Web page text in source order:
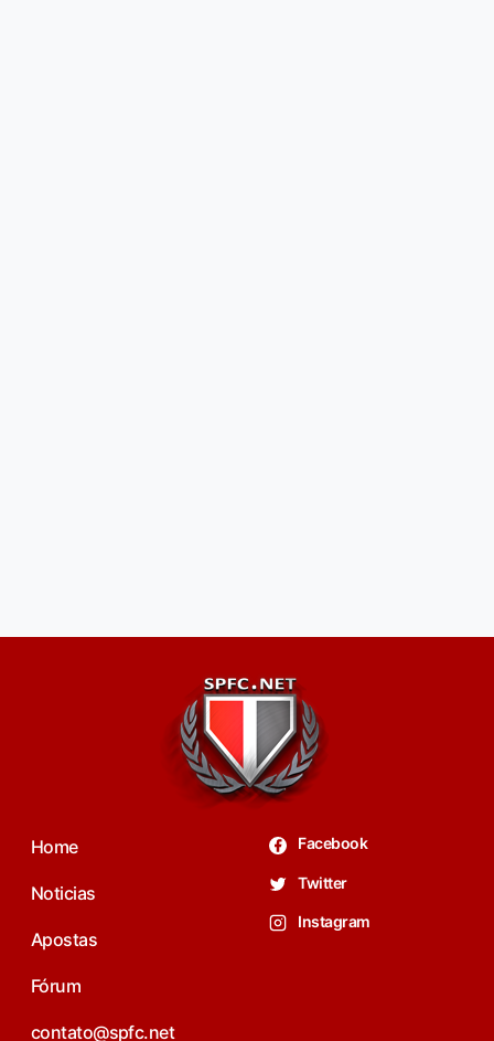
Home
Noticias
Apostas
Fórum
contato@spfc.net
Facebook
Twitter
Instagram